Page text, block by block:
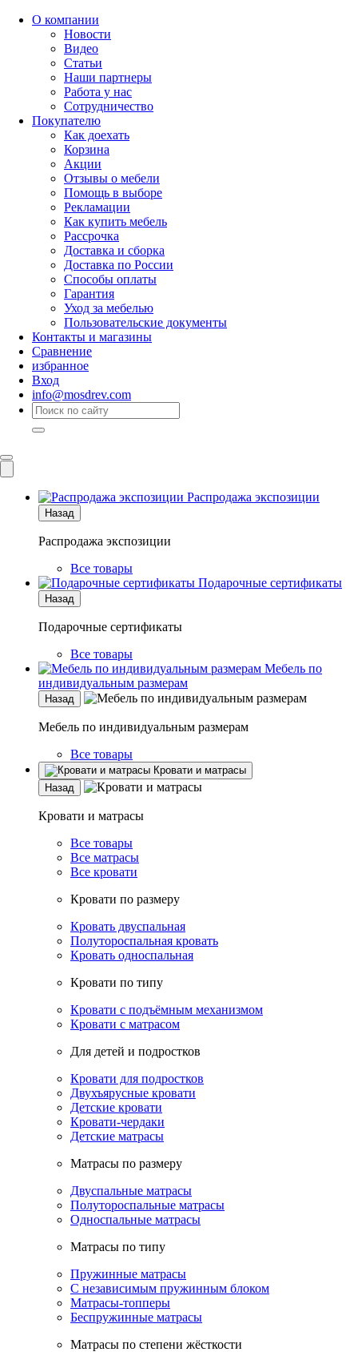
О компании
Новости
Видео
Статьи
Наши партнеры
Работа у нас
Сотрудничество
Покупателю
Как доехать
Корзина
Акции
Отзывы о мебели
Помощь в выборе
Рекламации
Как купить мебель
Рассрочка
Доставка и сборка
Доставка по России
Способы оплаты
Гарантия
Уход за мебелью
Пользовательские документы
Контакты и магазины
Сравнение
избранное
Вход
info@mosdrev.com
Распродажа экспозиции
Назад
Распродажа экспозиции
Все товары
Подарочные сертификаты
Назад
Подарочные сертификаты
Все товары
Мебель по
индивидуальным размерам
Назад
Мебель по индивидуальным размерам
Все товары
Кровати и матрасы
Назад
Кровати и матрасы
Все товары
Все матрасы
Все кровати
Кровати по размеру
Кровать двуспальная
Полутороспальная кровать
Кровать односпальная
Кровати по типу
Кровати с подъёмным механизмом
Кровати с матрасом
Для детей и подростков
Кровати для подростков
Двухъярусные кровати
Детские кровати
Кровати-чердаки
Детские матрасы
Матрасы по размеру
Двуспальные матрасы
Полутороспальные матрасы
Односпальные матрасы
Матрасы по типу
Пружинные матрасы
С независимым пружинным блоком
Матрасы-топперы
Беспружинные матрасы
Матрасы по степени жёсткости